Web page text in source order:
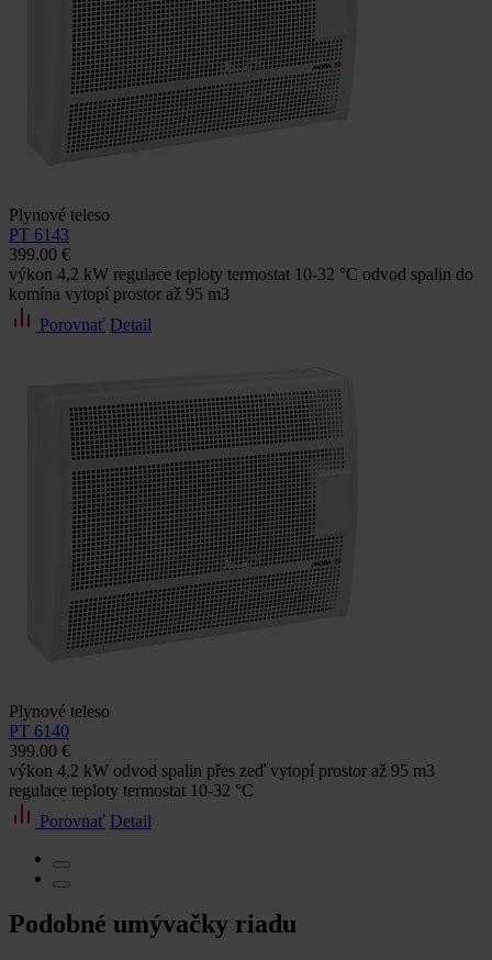
Plynové teleso
PT 6143
399.00 €
výkon 4,2 kW regulace teploty termostat 10-32 °C odvod spalin do
komína vytopí prostor až 95 m3
Porovnať Detail
Plynové teleso
PT 6140
399.00 €
výkon 4,2 kW odvod spalin přes zeď vytopí prostor až 95 m3
regulace teploty termostat 10-32 °C
Porovnať Detail
Podobné umývačky riadu